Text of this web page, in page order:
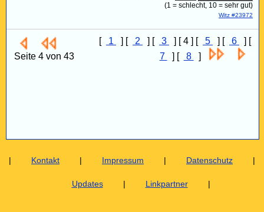
(1 = schlecht, 10 = sehr gut)
Witz #23972
Seite 4 von 43
[ 1 ] [ 2 ] [ 3 ] [ 4 ] [ 5 ] [ 6
] [
7
] [ 8 ]
| Kontakt | Impressum | Datenschutz |
Updates | Linkpartner |